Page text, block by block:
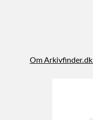
Om Arkivfinder.dk